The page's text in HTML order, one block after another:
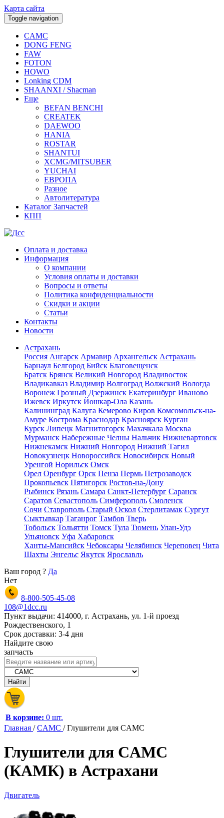
Карта сайта
Toggle navigation
CAMC
DONG FENG
FAW
FOTON
HOWO
Lonking CDM
SHAANXI / Shacman
Еще
BEFAN BENCHI
CREATEK
DAEWOO
HANIA
ROSTAR
SHANTUI
XCMG/MITSUBER
YUCHAI
ЕВРОПА
Разное
Aвтолитература
Каталог Запчастей
КПП
Оплата и доставка
Информация
О компании
Условия оплаты и доставки
Вопросы и ответы
Политика конфиденциальности
Скидки и акции
Статьи
Контакты
Новости
Астрахань
Россия Ангарск Армавир Архангельск Астрахань
Барнаул Белгород Бийск Благовещенск
Братск Брянск Великий Новгород Владивосток
Владикавказ Владимир Волгоград Волжский Вологда
Воронеж Грозный Дзержинск Екатеринбург Иваново
Ижевск Иркутск Йошкар-Ола Казань
Калининград Калуга Кемерово Киров Комсомольск-на-
Амуре Кострома Краснодар Красноярск Курган
Курск Липецк Магнитогорск Махачкала Москва
Мурманск Набережные Челны Нальчик Нижневартовск
Нижнекамск Нижний Новгород Нижний Тагил
Новокузнецк Новороссийск Новосибирск Новый
Уренгой Норильск Омск
Орел Оренбург Орск Пенза Пермь Петрозаводск
Прокопьевск Пятигорск Ростов-на-Дону
Рыбинск Рязань Самара Санкт-Петербург Саранск
Саратов Севастополь Симферополь Смоленск
Сочи Ставрополь Старый Оскол Стерлитамак Сургут
Сыктывкар Таганрог Тамбов Тверь
Тобольск Тольятти Томск Тула Тюмень Улан-Удэ
Ульяновск Уфа Хабаровск
Ханты-Мансийск Чебоксары Челябинск Череповец Чита
Шахты Энгельс Якутск Ярославль
Ваш город ? Да
Нет
8-800-505-45-08
108@1dcc.ru
Пункт выдачи: 414000, г. Астрахань, ул. 1-й проезд
Рождественского, 1
Срок доставки: 3-4 дня
Найдите свою
запчасть
В корзине: 0 шт.
Главная /CAMC /Глушители для CAMC
Глушители для CAMC
(КАМК) в Астрахани
Двигатель